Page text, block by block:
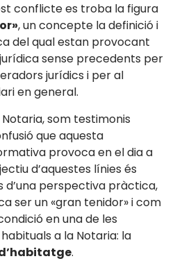
conflicte es troba la figura
, un concepte la definició i
del qual estan provocant
sense precedents per
jurídics i per al
en general.
som testimonis
que aquesta
provoca en el dia a
d’aquestes línies és
d’una perspectiva pràctica,
ser un «gran tenidor» i com
en una de les
a la Notaria: la
.